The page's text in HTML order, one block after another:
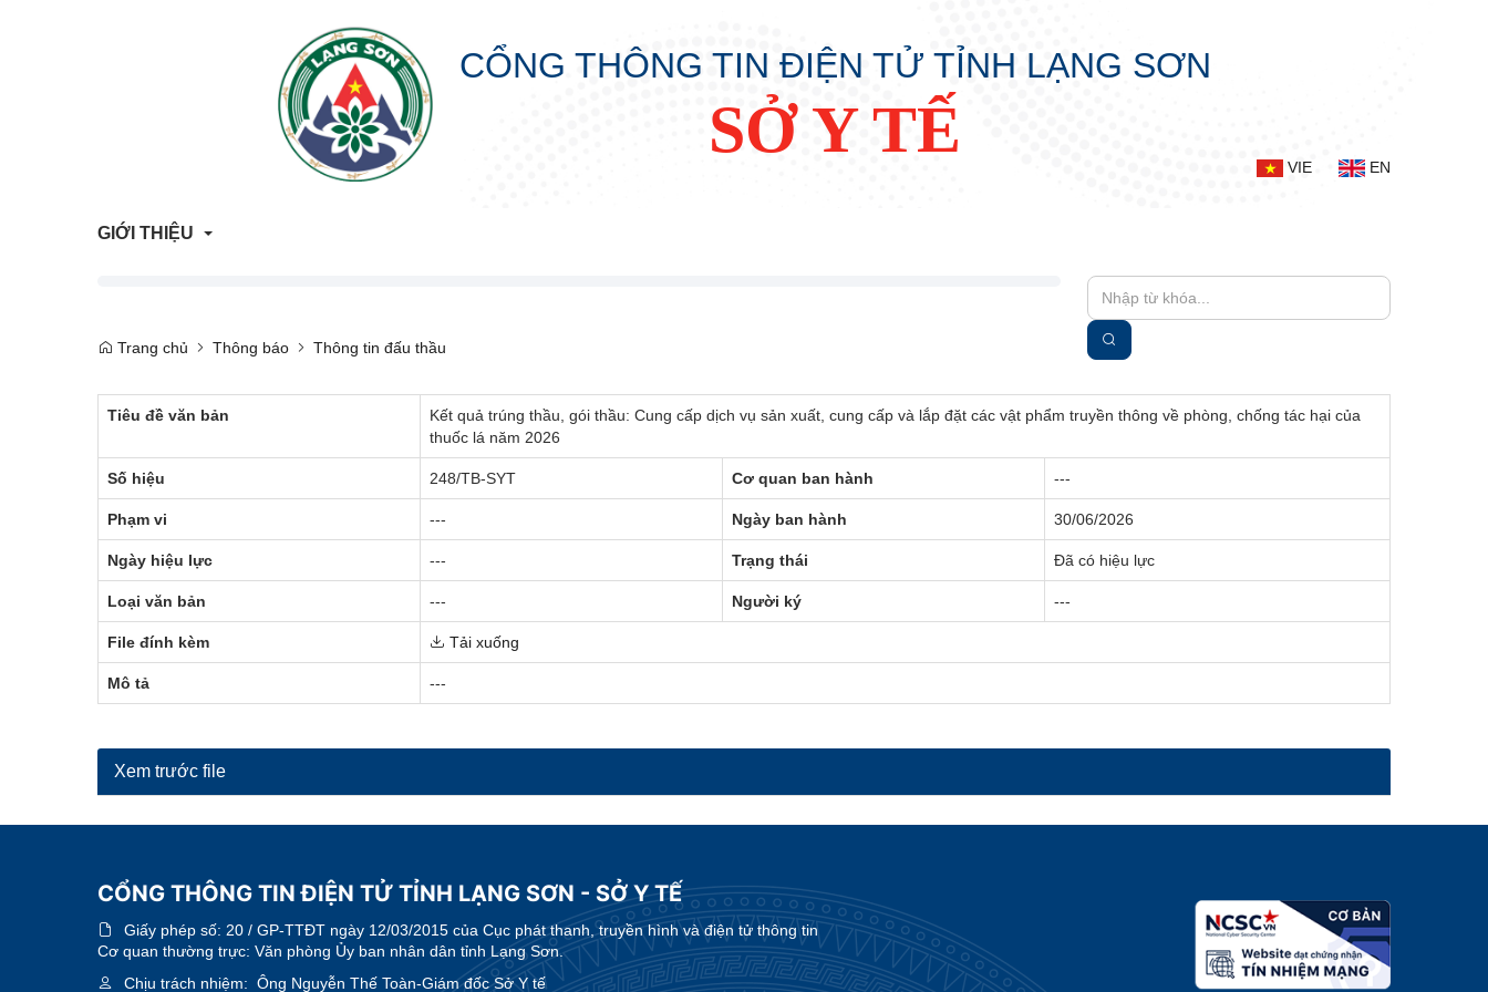
CỔNG THÔNG TIN ĐIỆN TỬ TỈNH LẠNG SƠN
SỞ Y TẾ
VIE EN
GIỚI THIỆU
Lịch sử hình thành
Trang chủ Thông báo Thông tin đấu thầu
Tiêu đề văn bản
Kết quả trúng thầu, gói thầu: Cung cấp dịch vụ sản xuất, cung cấp và lắp đặt các vật phẩm truyền thông về phòng, chống tác hại của
thuốc lá năm 2026
Số hiệu 248/TB-SYT Cơ quan ban hành ---
Phạm vi --- Ngày ban hành 30/06/2026
Ngày hiệu lực --- Trạng thái Đã có hiệu lực
Loại văn bản --- Người ký ---
File đính kèm Tải xuống
Mô tả ---
Xem trước file
CỔNG THÔNG TIN ĐIỆN TỬ TỈNH LẠNG SƠN - SỞ Y TẾ
Giấy phép số: 20 / GP-TTĐT ngày 12/03/2015 của Cục phát thanh, truyền hình và điện tử thông tin
Cơ quan thường trực: Văn phòng Ủy ban nhân dân tỉnh Lạng Sơn.
Chịu trách nhiệm: Ông Nguyễn Thế Toàn-Giám đốc Sở Y tế